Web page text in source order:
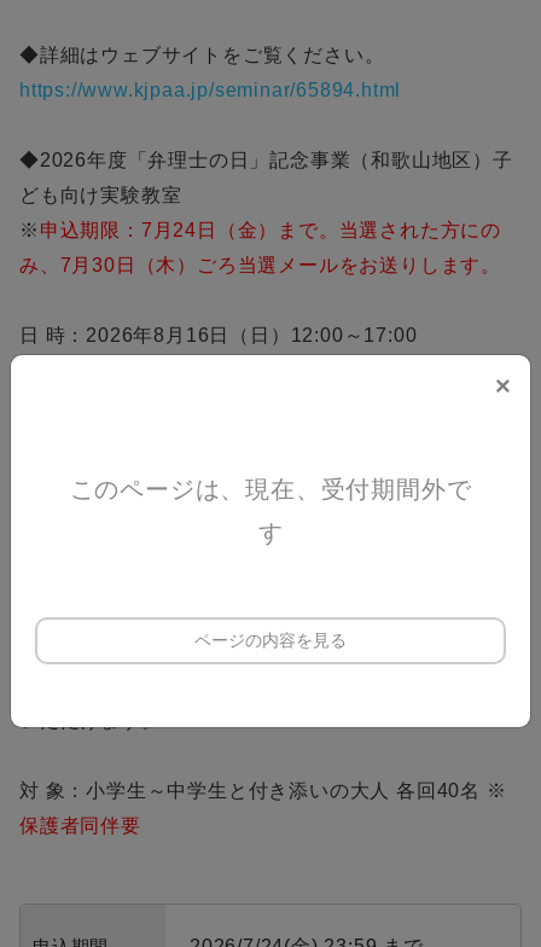
◆詳細はウェブサイトをご覧ください。
https://www.kjpaa.jp/seminar/65894.html
◆2026年度「弁理士の日」記念事業（和歌山地区）子
ども向け実験教室
※ 申込期限：7月24日（金）まで。当選された方にの
み、7月30日（木）ごろ当選メールをお送りします。
日 時：2026年8月16日（日）12:00～17:00
ふわふわ、きらきら、まんまるしゃぼん玉！どうして
ちするの？どうしてわれてしまうの？しゃぼん玉の
「どうして？」を楽しい実験
対 象：小学生～中学生と付き添いの大人 各回40名 ※
保護者同伴要
×
このページは、現在、受付期間外で
す
ページの内容を見る